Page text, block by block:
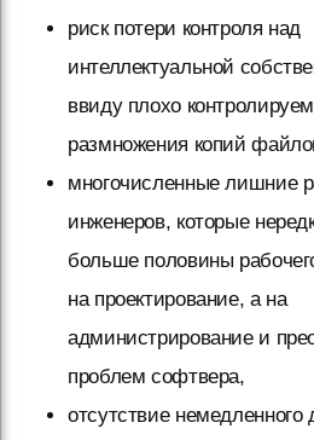
риск потери контроля над
интеллектуальной
ввиду плохо
размножения копий
многочисленные лишние
инженеров, которые
больше половины
на проектирование, а на
администрирование и
проблем софтвера,
отсутствие немедленного